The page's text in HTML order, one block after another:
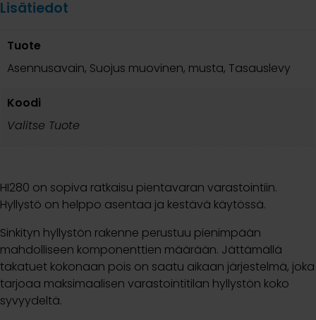
Lisätiedot
Tuote
Asennusavain, Suojus muovinen, musta, Tasauslevy
Koodi
Valitse Tuote
HI280 on sopiva ratkaisu pientavaran varastointiin.
Hyllystö on helppo asentaa ja kestävä käytössä.
Sinkityn hyllystön rakenne perustuu pienimpään
mahdolliseen komponenttien määrään. Jättämällä
takatuet kokonaan pois on saatu aikaan järjestelmä, joka
tarjoaa maksimaalisen varastointitilan hyllystön koko
syvyydeltä.